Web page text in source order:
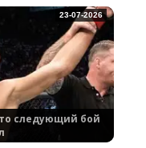
следующий бой
23-07-2026